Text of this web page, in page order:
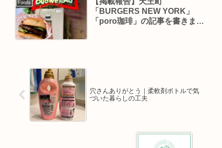
Foods
「BURGERS NEW YORK」
「poro珈琲」の記事を書きまし
穴さんありがとう｜柔軟剤ボトルで気
づいた暮らしの工夫